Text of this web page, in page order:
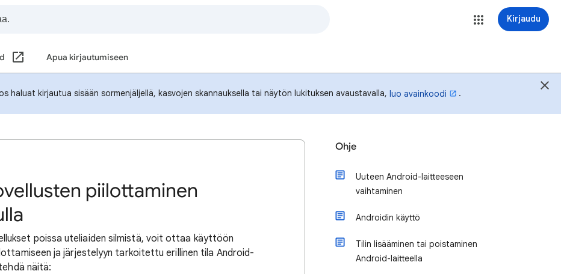
Kirjaudu
Apua kirjautumiseen
kirjautua sisään sormenjäljellä, kasvojen skannauksella tai näytön lukituksen avaustavalla, luo avainkoodi .
piilottaminen
poissa uteliaiden silmistä, voit ottaa käyttöön
ja järjestelyyn tarkoitettu erillinen tila Android-
näitä:
Ohje
Uuteen Android-laitteeseen
vaihtaminen
Androidin käyttö
Tilin lisääminen tai poistaminen
Android-laitteella